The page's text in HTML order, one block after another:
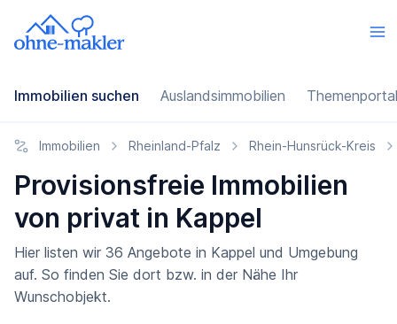
Immobilien suchen Auslandsimmobilien
Immobilien Rheinland-Pfalz Rhein-Hunsrück-Kreis
Provisionsfreie Immobilien
von privat in Kappel
Hier listen wir 36 Angebote in Kappel und Umgebung
auf. So finden Sie dort bzw. in der Nähe Ihr
Wunschobjekt.